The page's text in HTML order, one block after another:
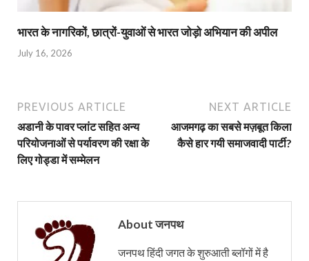
भारत के नागरिकों, छात्रों-युवाओं से भारत जोड़ो अभियान की अपील
July 16, 2026
PREVIOUS ARTICLE
अडानी के पावर प्लांट सहित अन्य
परियोजनाओं से पर्यावरण की रक्षा के
लिए गोड्डा में सम्मेलन
NEXT ARTICLE
आजमगढ़ का सबसे मज़बूत किला
कैसे हार गयी समाजवादी पार्टी?
About जनपथ
जनपथ हिंदी जगत के शुरुआती ब्लॉगों में है